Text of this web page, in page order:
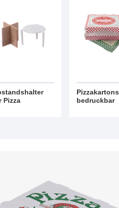
Pizza
Pizzakartons
bedruckbar